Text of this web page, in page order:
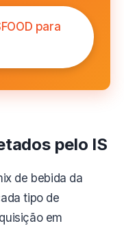
para
pelo IS
de bebida da
tipo de
em